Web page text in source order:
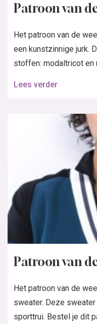
Patroon van
Het patroon van de
een kunstzinnige jurk.
stoffen: modaltricot en
Lees verder
Patroon van
Het patroon van de
sweater. Deze
sporttrui. Bestel je dit